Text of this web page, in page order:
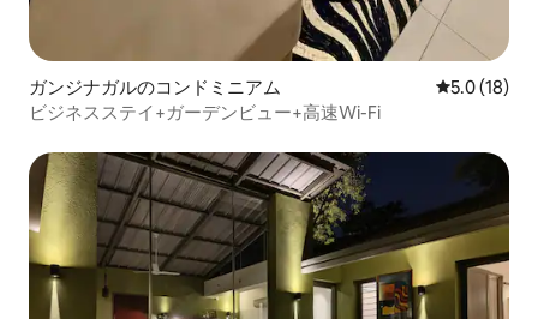
ガンジナガルのコンドミニアム レビュー18
5.0 (18)
ビジネスステイ+ガーデンビュー+高速Wi-Fi